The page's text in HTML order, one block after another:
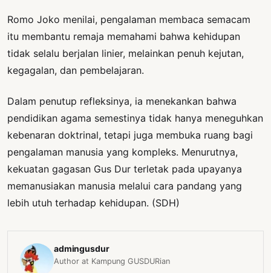
Romo Joko menilai, pengalaman membaca semacam
itu membantu remaja memahami bahwa kehidupan
tidak selalu berjalan linier, melainkan penuh kejutan,
kegagalan, dan pembelajaran.
Dalam penutup refleksinya, ia menekankan bahwa
pendidikan agama semestinya tidak hanya meneguhkan
kebenaran doktrinal, tetapi juga membuka ruang bagi
pengalaman manusia yang kompleks. Menurutnya,
kekuatan gagasan Gus Dur terletak pada upayanya
memanusiakan manusia melalui cara pandang yang
lebih utuh terhadap kehidupan. (SDH)
admingusdur
Author at Kampung GUSDURian